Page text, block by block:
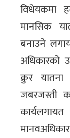
विधेयकमा
मानसिक
बनाउने
अधिकारको
क्रुर यातना
जबरजस्ती